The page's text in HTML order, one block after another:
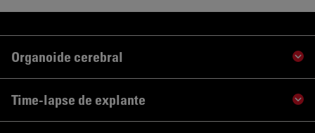
Organoide cerebral
Time-lapse de explante